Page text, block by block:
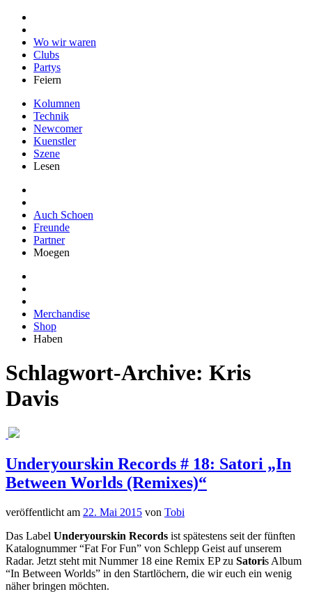
Wo wir waren
Clubs
Partys
Feiern
Kolumnen
Technik
Newcomer
Kuenstler
Szene
Lesen
Auch Schoen
Freunde
Partner
Moegen
Merchandise
Shop
Haben
Schlagwort-Archive: Kris
Davis
Underyourskin Records # 18: Satori „In
Between Worlds (Remixes)“
veröffentlicht am 22. Mai 2015 von Tobi
Das Label Underyourskin Records ist spätestens seit der fünften
Katalognummer “Fat For Fun” von Schlepp Geist auf unserem
Radar. Jetzt steht mit Nummer 18 eine Remix EP zu Satoris Album
“In Between Worlds” in den Startlöchern, die wir euch ein wenig
näher bringen möchten.